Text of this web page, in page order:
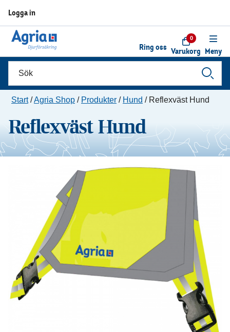
Logga in
Ring oss
0
Varukorg Meny
Start/Agria Shop / Produkter / Hund / Reflexväst Hund
Reflexväst Hund